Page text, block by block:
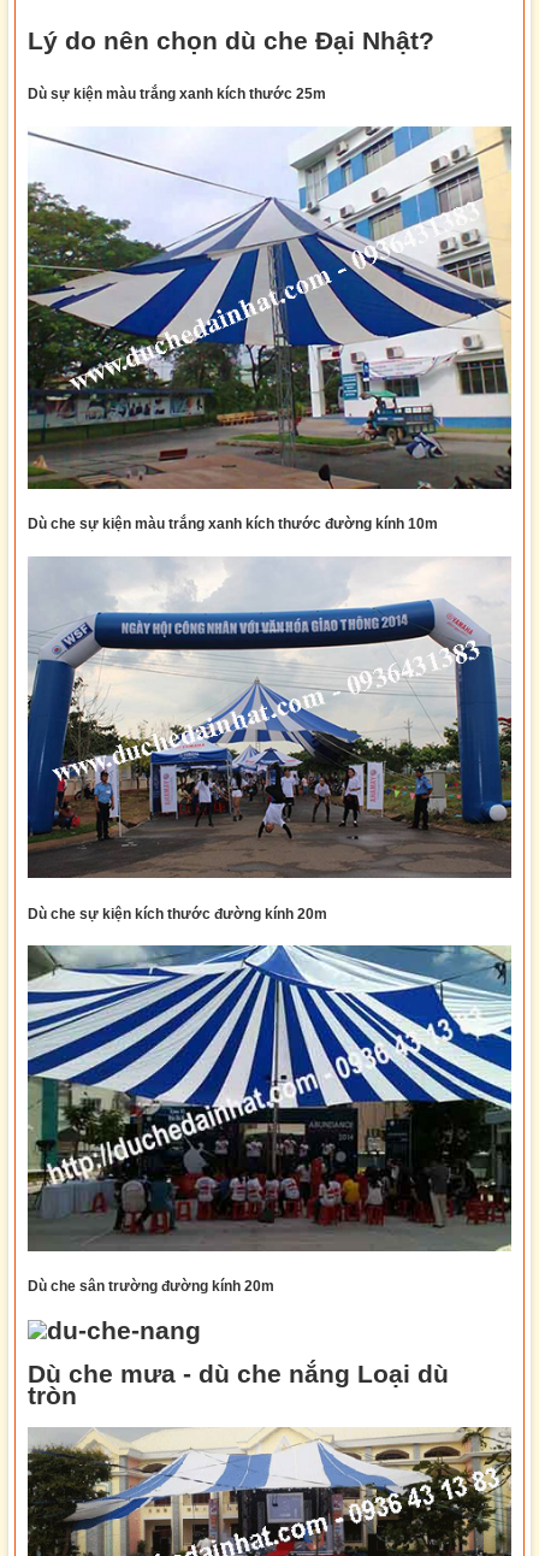
Lý do nên chọn dù che Đại Nhật?
Dù sự kiện màu trắng xanh kích thước 25m
Dù che sự kiện màu trắng xanh kích thước đường kính 10m
Dù che sự kiện kích thước đường kính 20m
Dù che sân trường đường kính 20m
Dù che mưa - dù che nắng Loại dù
tròn